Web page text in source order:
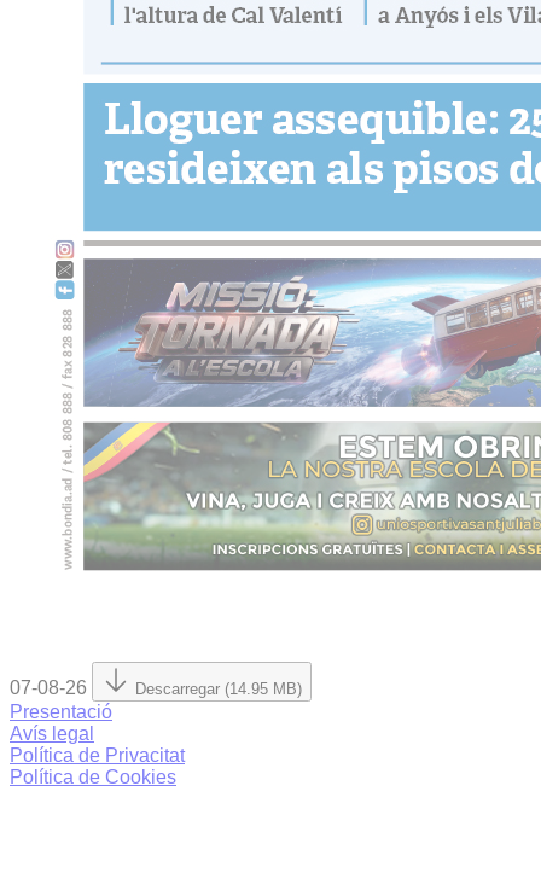
07-08-26 Descarregar (14.95 MB)
Presentació
Avís legal
Política de Privacitat
Política de Cookies